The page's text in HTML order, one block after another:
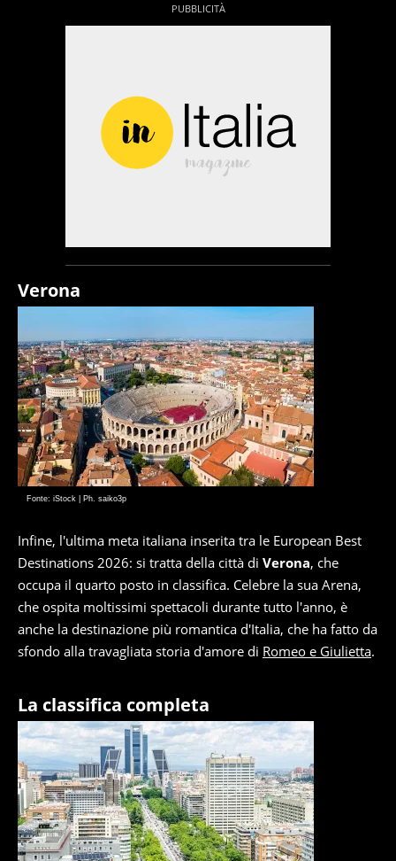
Verona
Fonte: iStock | Ph. saiko3p
Infine, l'ultima meta italiana inserita tra le European Best
Destinations 2026: si tratta della città di Verona, che
occupa il quarto posto in classifica. Celebre la sua Arena,
che ospita moltissimi spettacoli durante tutto l'anno, è
anche la destinazione più romantica d'Italia, che ha fatto da
sfondo alla travagliata storia d'amore di Romeo e Giulietta.
La classifica completa